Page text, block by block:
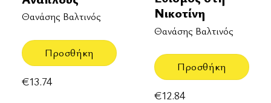
Θανάσης Βαλτινός
Προσθήκη
€13.74
Νικοτίνη
Θανάσης Βαλτινός
Προσθήκη
€12.84